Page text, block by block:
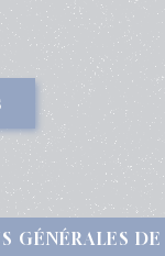
GÉNÉRALES DE